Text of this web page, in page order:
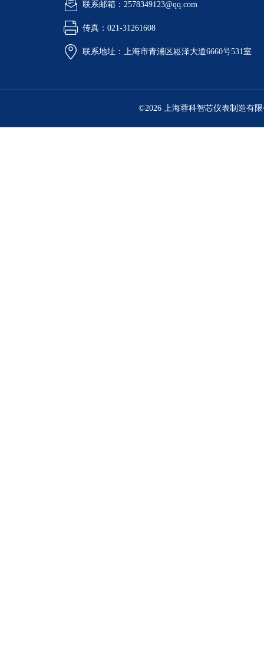
联系邮箱：2578349123@qq.com
传真：021-31261608
联系地址：上海市青浦区崧泽大道6660号531室
©2026 上海蓉科智芯仪表制造有